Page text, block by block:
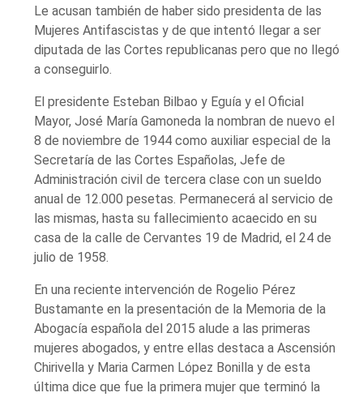
Le acusan también de haber sido presidenta de las
Mujeres Antifascistas y de que intentó llegar a ser
diputada de las Cortes republicanas pero que no llegó
a conseguirlo.
El presidente Esteban Bilbao y Eguía y el Oficial
Mayor, José María Gamoneda la nombran de nuevo el
8 de noviembre de 1944 como auxiliar especial de la
Secretaría de las Cortes Españolas, Jefe de
Administración civil de tercera clase con un sueldo
anual de 12.000 pesetas. Permanecerá al servicio de
las mismas, hasta su fallecimiento acaecido en su
casa de la calle de Cervantes 19 de Madrid, el 24 de
julio de 1958.
En una reciente intervención de Rogelio Pérez
Bustamante en la presentación de la Memoria de la
Abogacía española del 2015 alude a las primeras
mujeres abogados, y entre ellas destaca a Ascensión
Chirivella y Maria Carmen López Bonilla y de esta
última dice que fue la primera mujer que terminó la